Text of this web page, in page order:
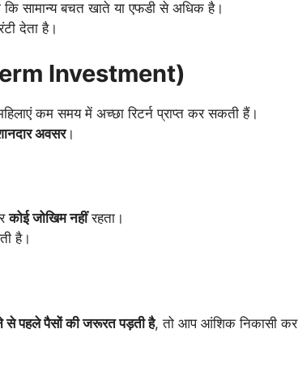
सामान्य बचत खाते या एफडी से अधिक है।
देता है।
Investment)
कम समय में अच्छा रिटर्न प्राप्त कर सकती हैं।
अवसर।
कोई जोखिम नहींरहता।
है।
से पहले पैसों की जरूरत पड़ती है, तो आप आंशिक निकासी कर